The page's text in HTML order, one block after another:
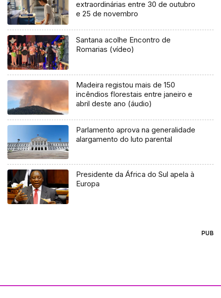
extraordinárias entre 30 de outubro
e 25 de novembro
Santana acolhe Encontro de
Romarias (vídeo)
Madeira registou mais de 150
incêndios florestais entre janeiro e
abril deste ano (áudio)
Parlamento aprova na generalidade
alargamento do luto parental
Presidente da África do Sul apela à
Europa
PUB